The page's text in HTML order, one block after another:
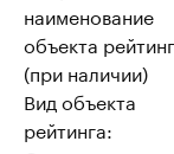
наименование
объекта
(при наличии)
Вид объекта
рейтинга: